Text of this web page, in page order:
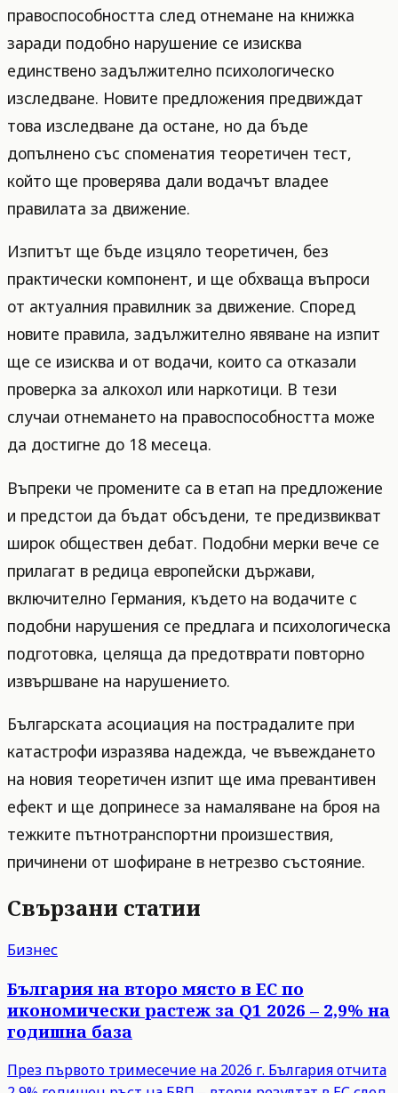
правоспособността след отнемане на книжка
заради подобно нарушение се изисква
единствено задължително психологическо
изследване. Новите предложения предвиждат
това изследване да остане, но да бъде
допълнено със споменатия теоретичен тест,
който ще проверява дали водачът владее
правилата за движение.
Изпитът ще бъде изцяло теоретичен, без
практически компонент, и ще обхваща въпроси
от актуалния правилник за движение. Според
новите правила, задължително явяване на изпит
ще се изисква и от водачи, които са отказали
проверка за алкохол или наркотици. В тези
случаи отнемането на правоспособността може
да достигне до 18 месеца.
Въпреки че промените са в етап на предложение
и предстои да бъдат обсъдени, те предизвикват
широк обществен дебат. Подобни мерки вече се
прилагат в редица европейски държави,
включително Германия, където на водачите с
подобни нарушения се предлага и психологическа
подготовка, целяща да предотврати повторно
извършване на нарушението.
Българската асоциация на пострадалите при
катастрофи изразява надежда, че въвеждането
на новия теоретичен изпит ще има превантивен
ефект и ще допринесе за намаляване на броя на
тежките пътнотранспортни произшествия,
причинени от шофиране в нетрезво състояние.
Свързани статии
Бизнес
България на второ място в ЕС по
икономически растеж за Q1 2026 – 2,9% на
годишна база
През първото тримесечие на 2026 г. България отчита